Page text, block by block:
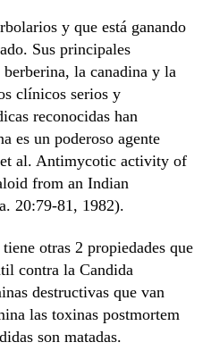
y que está ganando
Sus principales
la canadina y la
clínicos serios y
reconocidas han
es un poderoso agente
al. Antimycotic activity of
from an Indian
20:79-81, 1982).
otras 2 propiedades que
contra la Candida
destructivas que van
las toxinas postmortem
son matadas.